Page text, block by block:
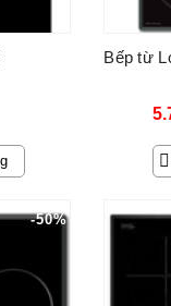
Bếp từ
-50%